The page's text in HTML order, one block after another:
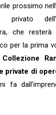
prossimo
che
per la prima
Collezione
private di
fa